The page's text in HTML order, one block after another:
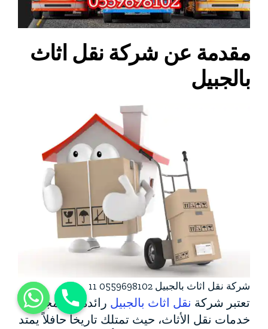
مقدمة عن شركة نقل اثاث
بالجبيل
شركة نقل اثاث بالجبيل 0559698102 11
تعتبر شركة نقل اثاث بالجبيل رائدة في مجال
خدمات نقل الأثاث، حيث تمتلك تاريخاً حافلاً يمتد